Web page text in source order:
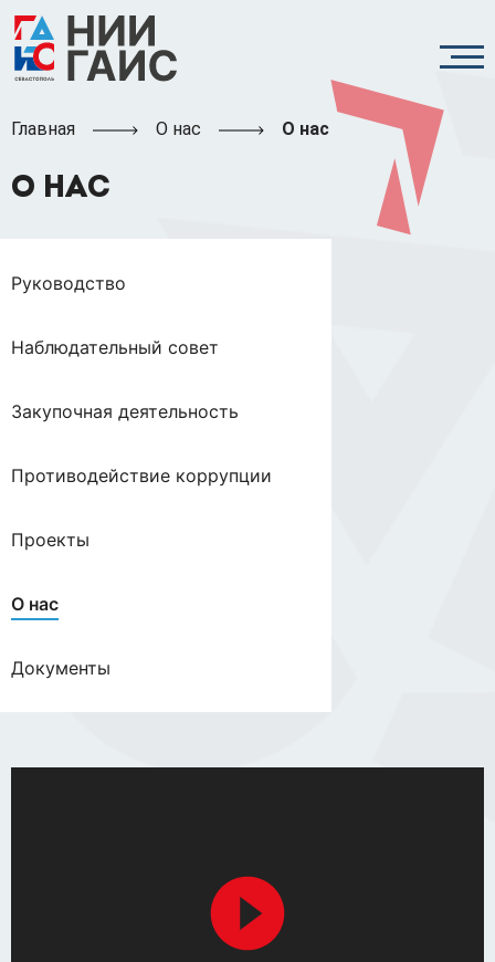
Главная О нас О нас
О НАС
Руководство
Наблюдательный совет
Закупочная деятельность
Противодействие коррупции
Проекты
О нас
Документы